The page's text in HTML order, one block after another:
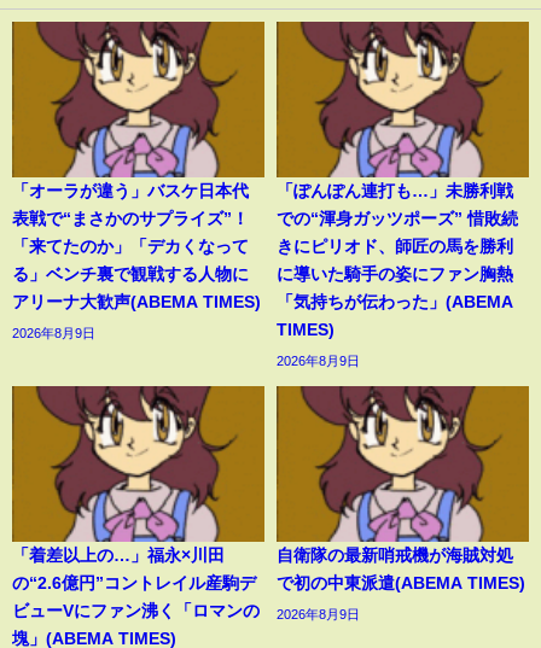
「オーラが違う」バスケ日本代
表戦で“まさかのサプライズ”！
「来てたのか」「デカくなって
る」ベンチ裏で観戦する人物に
アリーナ大歓声(ABEMA TIMES)
2026年8月9日
「ぽんぽん連打も…」未勝利戦
での“渾身ガッツポーズ” 惜敗続
きにピリオド、師匠の馬を勝利
に導いた騎手の姿にファン胸熱
「気持ちが伝わった」(ABEMA
TIMES)
2026年8月9日
「着差以上の…」福永×川田
の“2.6億円”コントレイル産駒デ
ビューVにファン沸く「ロマンの
塊」(ABEMA TIMES)
自衛隊の最新哨戒機が海賊対処
で初の中東派遣(ABEMA TIMES)
2026年8月9日